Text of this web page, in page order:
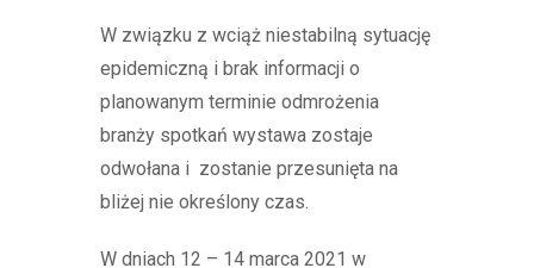
W związku z wciąż niestabilną sytuację
epidemiczną i brak informacji o
planowanym terminie odmrożenia
branży spotkań wystawa zostaje
odwołana i zostanie przesunięta na
bliżej nie określony czas.
W dniach 12 – 14 marca 2021 w